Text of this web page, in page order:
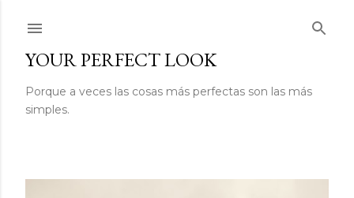
YOUR PERFECT LOOK
Porque a veces las cosas más perfectas son las más
simples.